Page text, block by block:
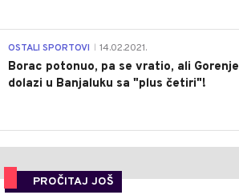
OSTALI SPORTOVI 14.02.2021.
Borac potonuo, pa se vratio, ali Gorenje
dolazi u Banjaluku sa "plus četiri"!
PROČITAJ JOŠ